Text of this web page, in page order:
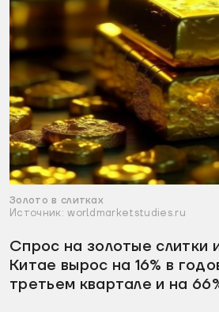
Золото в слитках
Источник: worldmarketstudies.ru
Спрос на золотые слитки
Китае вырос на 16% в
третьем квартале и на